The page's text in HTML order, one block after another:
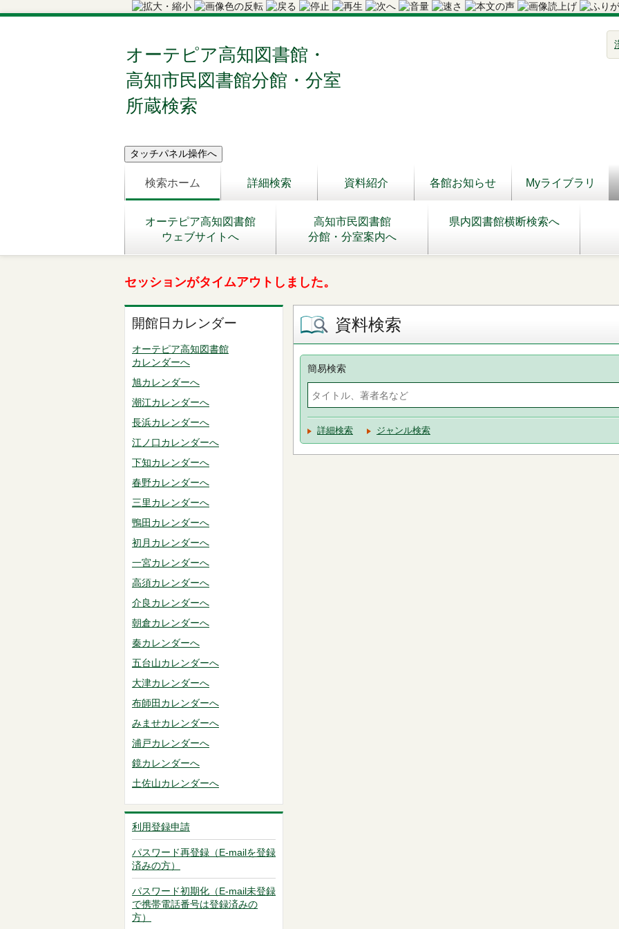
オーテピア高知図書館・
高知市民図書館分館・分室
所蔵検索
検索ホーム 詳細検索 資料紹介 各館お知らせ Myライブラリ
オーテピア高知図書館
ウェブサイトへ
高知市民図書館
分館・分室案内へ
県内図書館横断検索へ
セッションがタイムアウトしました。
開館日カレンダー
オーテピア高知図書館
カレンダーへ
旭カレンダーへ
潮江カレンダーへ
長浜カレンダーへ
江ノ口カレンダーへ
下知カレンダーへ
春野カレンダーへ
三里カレンダーへ
鴨田カレンダーへ
初月カレンダーへ
一宮カレンダーへ
高須カレンダーへ
介良カレンダーへ
朝倉カレンダーへ
秦カレンダーへ
五台山カレンダーへ
大津カレンダーへ
布師田カレンダーへ
みませカレンダーへ
浦戸カレンダーへ
鏡カレンダーへ
土佐山カレンダーへ
利用登録申請
パスワード再登録（E-mailを登録
済みの方）
パスワード初期化（E-mail未登録
で携帯電話番号は登録済みの
方）
資料検索
簡易検索
詳細検索 ジャンル検索